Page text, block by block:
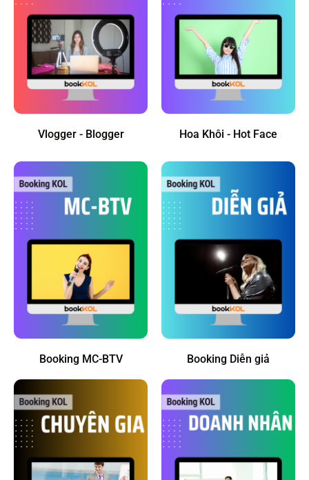
Vlogger - Blogger Hoa Khôi - Hot Face
Booking MC-BTV Booking Diễn giả